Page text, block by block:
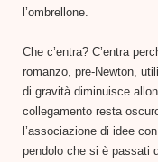
l’ombrellone.
Che c’entra? C’entra
romanzo, pre-Newton,
di gravità diminuisce
collegamento resta
l’associazione di idee
pendolo che si è passati